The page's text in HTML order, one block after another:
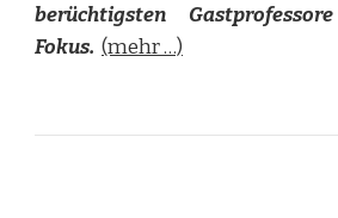
berüchtigsten
Fokus. (mehr …)